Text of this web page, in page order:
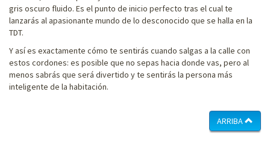
gris oscuro fluido. Es el punto de inicio perfecto tras el cual te
lanzarás al apasionante mundo de lo desconocido que se halla en la
TDT.
Y así es exactamente cómo te sentirás cuando salgas a la calle con
estos cordones: es posible que no sepas hacia donde vas, pero al
menos sabrás que será divertido y te sentirás la persona más
inteligente de la habitación.
ARRIBA